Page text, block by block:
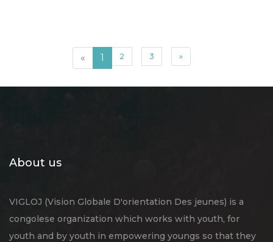
« 1 2 3 »
About us
VIGLOJ (Vision Globale D'orientation Des jeunes) is a
congolese organization which works with youth, for
youth and by youth in empowering youngs so that they